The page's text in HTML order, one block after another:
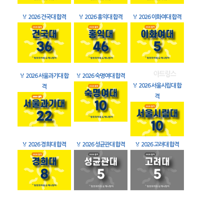
🏅 2026 건국대 합격 🏅 2026 홍익대 합격 🏅 2026 이화여대 합격
🏅 2026 서울과기대 합
격
🏅 2026 숙명여대 합격
🏅 2026 서울시립대 합
격
🏅 2026 경희대 합격 🏅 2026 성균관대 합격 🏅 2026 고려대 합격